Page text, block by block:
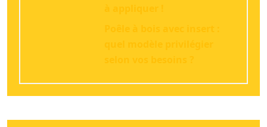
à appliquer !
Poêle à bois avec insert :
quel modèle privilégier
selon vos besoins ?